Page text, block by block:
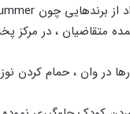
متقاضیان ، در مرکز
در وان ، حمام کردن